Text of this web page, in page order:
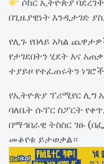
ሶከር ኢትዮጵያ
በጊዜያዊነት እንዲታገድ
የሊጉ የበላይ አካል
የታገደበትን ሂደት እና
ተያይዞ የተፈጠሩትን
የኢትዮጵያ ፕሪሚየር ሊግ
ባለቤት ሱፐር ስፖርት
በማኅበራዊ ትስስር ገፁ
መቆየቱ ይታወቃል።